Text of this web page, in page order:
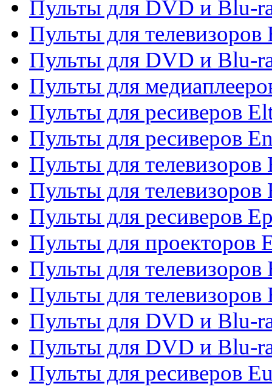
Пульты для DVD и Blu-
Пульты для телевизоров
Пульты для DVD и Blu-
Пульты для
Пульты для ресиверов
Пульты для ресиверов
Пульты для телевизоров
Пульты для телевизоров
Пульты для ресиверов
Пульты для проекторов
Пульты для телевизоров
Пульты для телевизоров
Пульты для DVD и Blu-
Пульты для DVD и Blu-
Пульты для ресиверов